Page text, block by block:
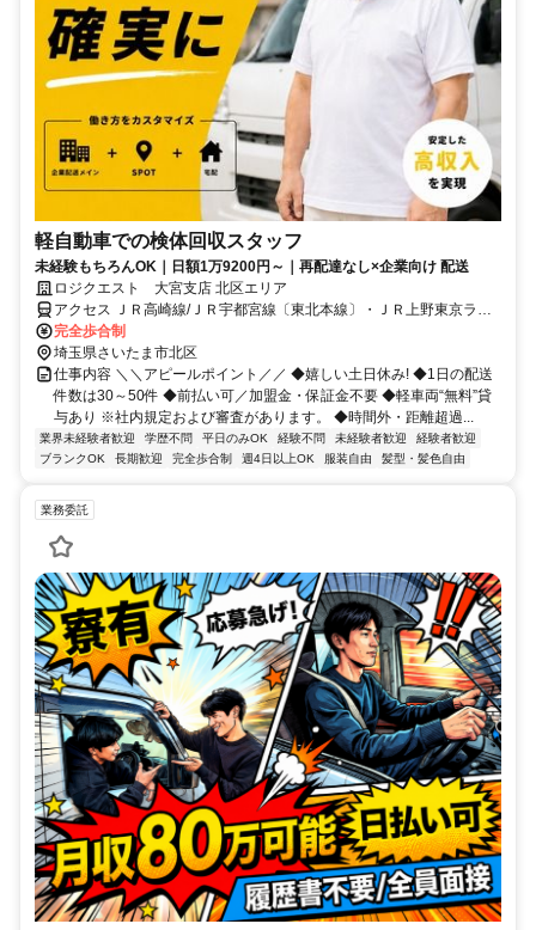
軽自動車での検体回収スタッフ
未経験もちろんOK｜日額1万9200円～｜再配達なし×企業向け 配送
ロジクエスト 大宮支店 北区エリア
アクセス ＪＲ高崎線/ＪＲ宇都宮線〔東北本線〕・ＪＲ上野東京ライ
ン 宮原東口徒歩約5分、埼玉新都市交通ニューシャトル 東宮原徒歩約
6分、埼玉新都市交通ニューシャトル 加茂宮出入口2徒歩約10分
完全歩合制
埼玉県さいたま市北区
仕事内容 ＼＼アピールポイント／／ ◆嬉しい土日休み! ◆1日の配送
件数は30～50件 ◆前払い可／加盟金・保証金不要 ◆軽車両“無料”貸
与あり ※社内規定および審査があります。 ◆時間外・距離超過...
業界未経験者歓迎 学歴不問 平日のみOK 経験不問 未経験者歓迎
経験者歓迎
ブランクOK
長期歓迎 完全歩合制 週4日以上OK 服装自由 髪型・髪色自由
業務委託